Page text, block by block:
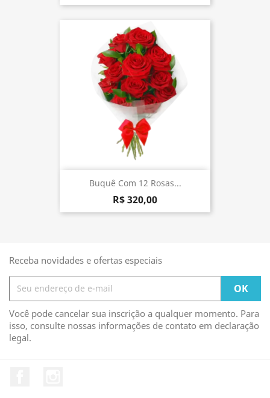
Buquê Com 12 Rosas...
R$ 320,00
Receba novidades e ofertas especiais
Você pode cancelar sua inscrição a qualquer momento. Para
isso, consulte nossas informações de contato em declaração
legal.